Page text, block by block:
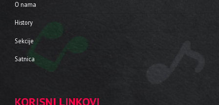
O nama
History
Sekcije
Satnica
KORISNI LINKOVI